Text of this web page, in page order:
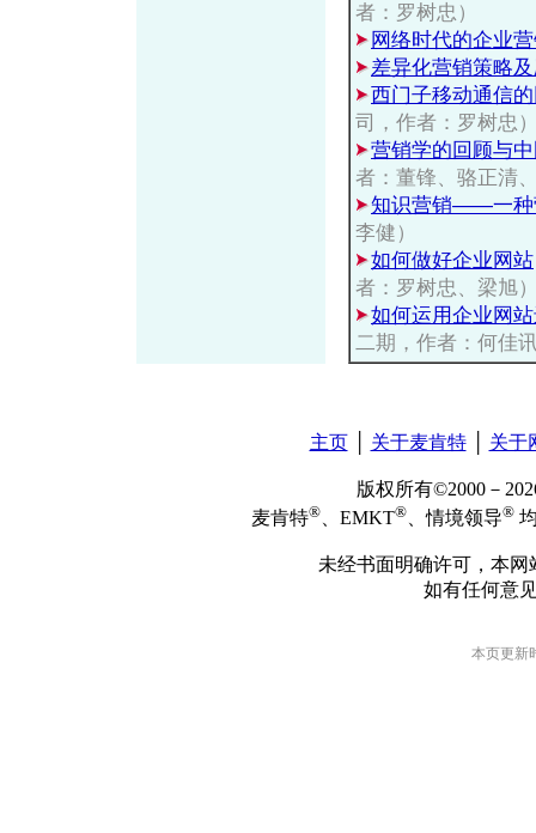
者：罗树忠）
网络时代的企业
差异化营销策略
西门子移动通信
司，作者：罗树忠
营销学的回顾与
者：董锋、骆正清
知识营销——一种
李健）
如何做好企业网站
者：罗树忠、梁旭
如何运用企业网
二期，作者：何佳
主页│ 关于麦肯特│ 关于
版权所有©2000－
麦肯特® 、EMKT® 、情境领导®
未经书面明确许可，本
如有任何意
本页更新